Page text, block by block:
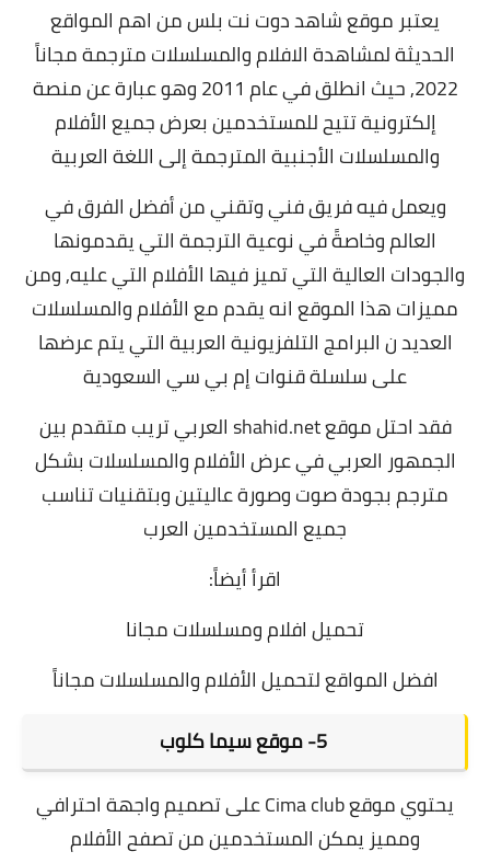
يعتبر موقع شاهد دوت نت بلسمن اهم المواقع
الحديثة لمشاهدة الافلام والمسلسلات مترجمة مجاناً
2022, حيث انطلق في عام 2011 وهو عبارة عن منصة
إلكترونية تتيح للمستخدمين بعرض جميع الأفلام
والمسلسلات الأجنبية المترجمة إلى اللغة العربية
ويعمل فيه فريق فني وتقني من أفضل الفرق في
العالم وخاصةً في نوعية الترجمة التي يقدمونها
والجودات العالية التي تميز فيها الأفلام التي عليه, ومن
مميزات هذا الموقع انه يقدم مع الأفلام والمسلسلات
العديد ن البرامج التلفزيونية العربية التي يتم عرضها
على سلسلة قنوات إم بي سي السعودية
فقد احتل موقع shahid.net العربي تريب متقدم بين
الجمهور العربي في عرض الأفلام والمسلسلات بشكل
مترجم بجودة صوت وصورة عاليتين وبتقنيات تناسب
جميع المستخدمين العرب
اقرأ أيضاً:
تحميل افلام ومسلسلات مجانا
افضل المواقع لتحميل الأفلام والمسلسلات مجاناً
5- موقع سيما كلوب
يحتويموقع Cima club
على تصميم واجهة احترافي
ومميز يمكن المستخدمين من تصفح الأفلام